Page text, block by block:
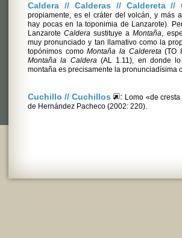
Caldera // Calderas // Caldereta //
propiamente, es el cráter del volcán, y más
hay pocas en la toponimia de Lanzarote).
LanzaroteCaldera sustituye aMontaña,
muy pronunciado y tan llamativo como la
topónimos comoMontaña la Caldereta(TO
Montaña la Caldera(AL 1.11), en donde
montaña es precisamente la pronunciadísima
Cuchillo // Cuchillos : Lomo «de
de Hernández Pacheco (2002: 220).